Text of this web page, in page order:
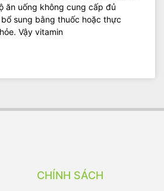
ăn uống không cung cấp đủ
sung bằng thuốc hoặc thực
Vậy vitamin
CHÍNH SÁCH